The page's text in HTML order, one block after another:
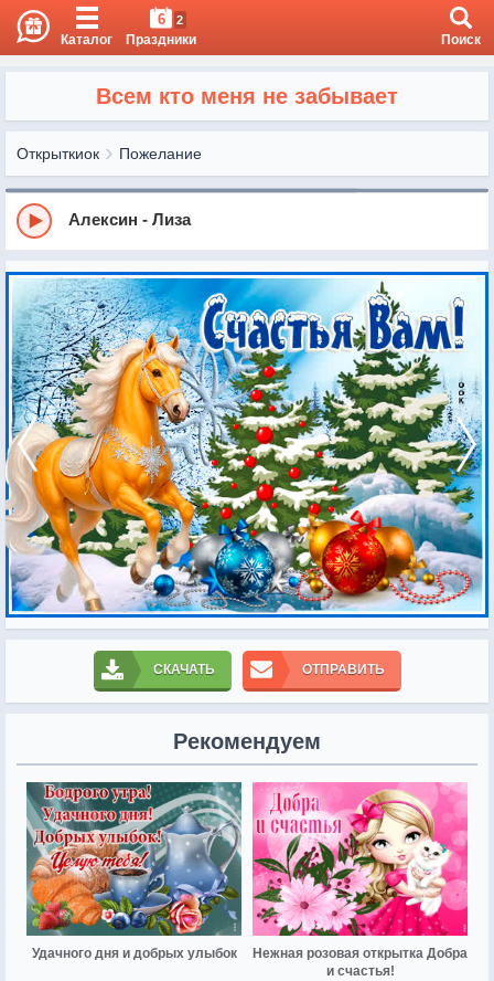
Каталог
6 2
Праздники Поиск
Всем кто меня не забывает
Открыткиок Пожелание
Алексин - Лиза
СКАЧАТЬ ОТПРАВИТЬ
Рекомендуем
Удачного дня и добрых улыбок
Нежная розовая открытка Добра
и счастья!